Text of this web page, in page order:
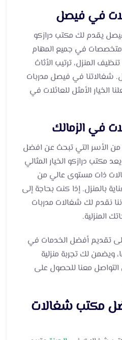
في فيصل
يقدم لك مكتب درازكو
في جميع المهام
المنزل، ترتيب الأثاث
شغالاتنا في فيصل مدربات
الخيار الأمثل للعائلات في
في الزمالك
من الأسر التي تبحث عن افضل
مكتب درازكو الخيار المثالي
ذات مستوى عالي من
بالمنزل. إذا كنت بحاجة إلى
نقدم لك شغالات مدربات
المنزلية.
تقديم أفضل الخدمات في
ويضمن لك تجربة منزلية
معنا للحصول على
مكتب شغالات